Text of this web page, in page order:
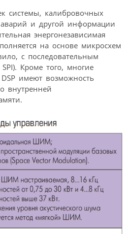
системы, калибровочных
и другой информации
энергонезависимая
на основе микросхем
с последовательным
Кроме того, многие
имеют возможность
внутренней